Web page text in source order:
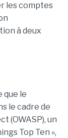
les comptes
à deux
que le
le cadre de
(OWASP), un
Top Ten »,